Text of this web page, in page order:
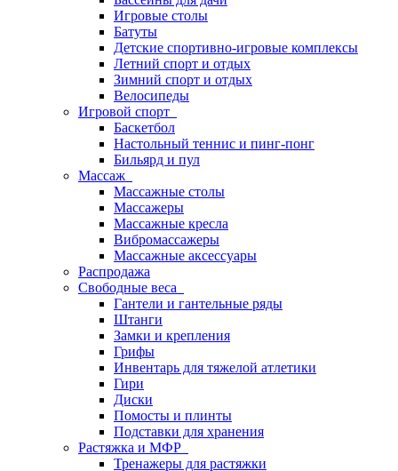
Игровые столы
Батуты
Детские спортивно-игровые комплексы
Летний спорт и отдых
Зимний спорт и отдых
Велосипеды
Игровой спорт
Баскетбол
Настольный теннис и пинг-понг
Бильярд и пул
Массаж
Массажные столы
Массажеры
Массажные кресла
Вибромассажеры
Массажные аксессуары
Распродажа
Свободные веса
Гантели и гантельные ряды
Штанги
Замки и крепления
Грифы
Инвентарь для тяжелой атлетики
Гири
Диски
Помосты и плинты
Подставки для хранения
Растяжка и МФР
Тренажеры для растяжки